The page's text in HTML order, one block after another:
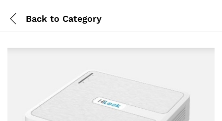
Back to Category